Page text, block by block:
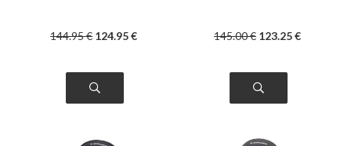
144.95€ 124.95€ 145.00€ 123.25€